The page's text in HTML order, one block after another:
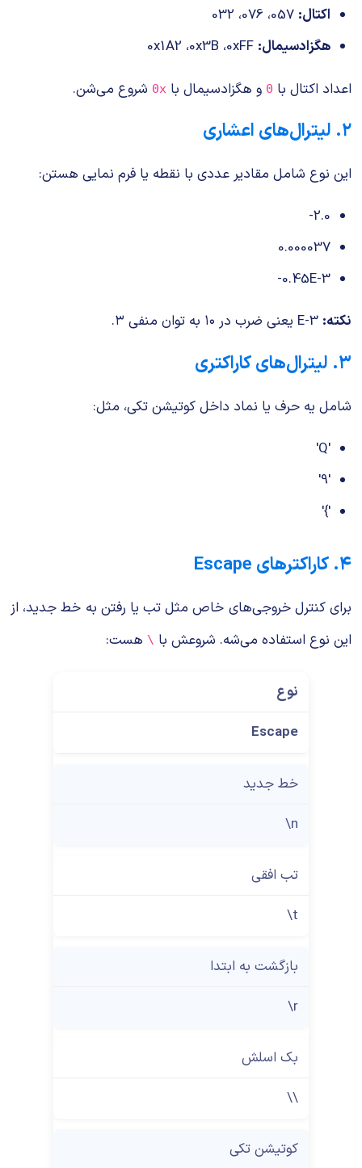
اکتال: 057، 076، 032
هگزادسیمال: 0xFF، 0x3B، 0x1A2
اعداد اکتال با 0 و هگزادسیمال با 0x شروع می‌شن.
۲. لیترال‌های اعشاری
این نوع شامل مقادیر عددی با نقطه یا فرم نمایی هستن:
-2.0
0.000037
-0.45E-3
نکته: E-3 یعنی ضرب در ۱۰ به توان منفی ۳.
۳. لیترال‌های کاراکتری
شامل یه حرف یا نماد داخل کوتیشن تکی، مثل:
'Q'
'9'
'{'
۴. کاراکترهای Escape
برای کنترل خروجی‌های خاص مثل تب یا رفتن به خط جدید، از
این نوع استفاده می‌شه. شروعش با \ هست:
نوع
Escape
خط جدید
\n
تب افقی
\t
بازگشت به ابتدا
\r
بک اسلش
\\
کوتیشن تکی